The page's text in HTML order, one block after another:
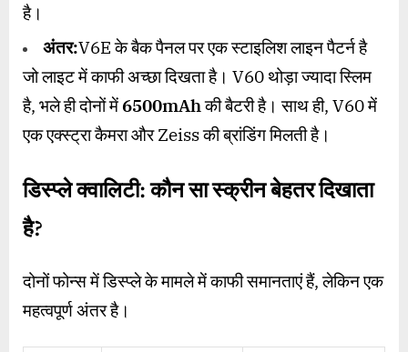
है।
अंतर:V6E के बैक पैनल पर एक स्टाइलिश लाइन पैटर्न है
जो लाइट में काफी अच्छा दिखता है। V60 थोड़ा ज्यादा स्लिम
है, भले ही दोनों में 6500mAhकी बैटरी है। साथ ही, V60 में
एक एक्स्ट्रा कैमरा और Zeiss की ब्रांडिंग मिलती है।
डिस्प्ले क्वालिटी: कौन सा स्क्रीन बेहतर दिखाता
है?
दोनों फोन्स में डिस्प्ले के मामले में काफी समानताएं हैं, लेकिन एक
महत्वपूर्ण अंतर है।